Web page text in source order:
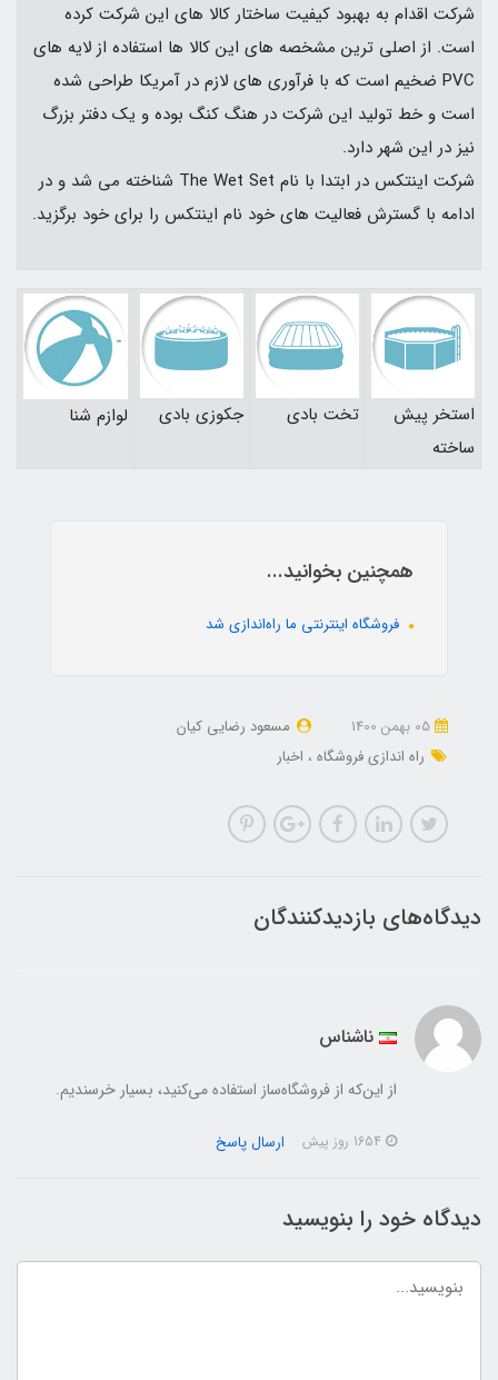
شرکت اقدام به بهبود کیفیت ساختار کالا های این شرکت کرده
است. از اصلی ترین مشخصه های این کالا ها استفاده از لایه های
PVC ضخیم است که با فرآوری های لازم در آمریکا طراحی شده
است و خط تولید این شرکت در هنگ کنگ بوده و یک دفتر بزرگ
نیز در این شهر دارد.
شرکت اینتکس در ابتدا با نام The Wet Set شناخته می شد و در
ادامه با گسترش فعالیت های خود نام اینتکس را برای خود برگزید.
استخر پیش
ساخته
تخت بادی جکوزی بادی لوازم شنا
همچنین بخوانید...
فروشگاه اینترنتی ما راه‌اندازی شد
مسعود رضایی کیان
راه اندازی فروشگاه
اخبار
دیدگاه‌های بازدیدکنندگان
ناشناس
از این‌که از فروشگاه‌ساز استفاده می‌کنید، بسیار خرسندیم.
ارسال پاسخ
دیدگاه خود را بنویسید